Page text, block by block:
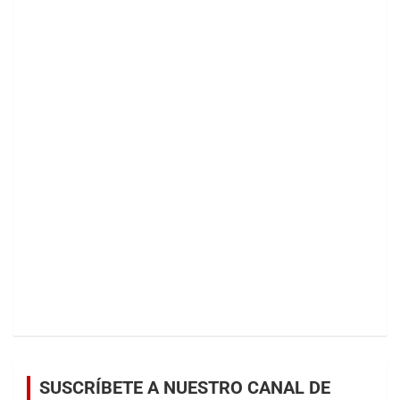
SUSCRÍBETE A NUESTRO CANAL DE